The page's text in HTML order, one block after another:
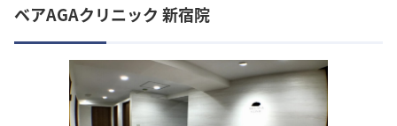
ベアAGAクリニック 新宿院